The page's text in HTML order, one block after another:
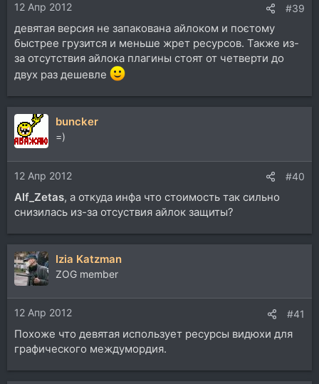
12 Апр 2012 #39
девятая версия не запакована айлоком и поєтому
быстрее грузится и меньше жрет ресурсов. Также из-
за отсутствия айлока плагины стоят от четверти до
двух раз дешевле
buncker
=)
12 Апр 2012 #40
Alf_Zetas, а откуда инфа что стоимость так сильно
снизилась из-за отсуствия айлок защиты?
Izia Katzman
ZOG member
12 Апр 2012 #41
Похоже что девятая использует ресурсы видюхи для
графического междумордия.